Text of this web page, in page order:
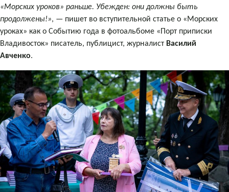
«Морских уроков» раньше. Убежден: они должны быть
продолжены!», — пишет во вступительной статье о «Морских
уроках» как о Событию года в фотоальбоме «Порт приписки
Владивосток» писатель, публицист, журналист Василий
Авченко.